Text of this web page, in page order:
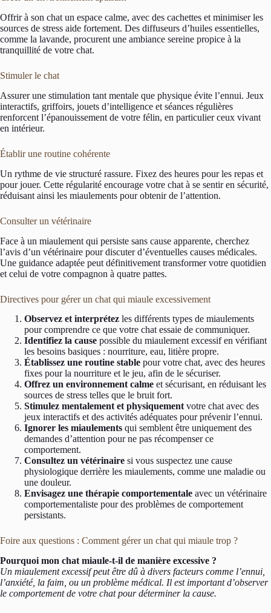
Offrir à son chat un espace calme, avec des cachettes et minimiser les
sources de stress aide fortement. Des diffuseurs d’huiles essentielles,
comme la lavande, procurent une ambiance sereine propice à la
tranquillité de votre chat.
Stimuler le chat
Assurer une stimulation tant mentale que physique évite l’ennui. Jeux
interactifs, griffoirs, jouets d’intelligence et séances régulières
renforcent l’épanouissement de votre félin, en particulier ceux vivant
en intérieur.
Établir une routine cohérente
Un rythme de vie structuré rassure. Fixez des heures pour les repas et
pour jouer. Cette régularité encourage votre chat à se sentir en sécurité,
réduisant ainsi les miaulements pour obtenir de l’attention.
Consulter un vétérinaire
Face à un miaulement qui persiste sans cause apparente, cherchez
l’avis d’un vétérinaire pour discuter d’éventuelles causes médicales.
Une guidance adaptée peut définitivement transformer votre quotidien
et celui de votre compagnon à quatre pattes.
Directives pour gérer un chat qui miaule excessivement
Observez et interprétez les différents types de miaulements
pour comprendre ce que votre chat essaie de communiquer.
Identifiez la cause possible du miaulement excessif en vérifiant
les besoins basiques : nourriture, eau, litière propre.
Établissez une routine stable pour votre chat, avec des heures
fixes pour la nourriture et le jeu, afin de le sécuriser.
Offrez un environnement calme et sécurisant, en réduisant les
sources de stress telles que le bruit fort.
Stimulez mentalement et physiquement votre chat avec des
jeux interactifs et des activités adéquates pour prévenir l’ennui.
Ignorer les miaulements qui semblent être uniquement des
demandes d’attention pour ne pas récompenser ce
comportement.
Consultez un vétérinaire si vous suspectez une cause
physiologique derrière les miaulements, comme une maladie ou
une douleur.
Envisagez une thérapie comportementale avec un vétérinaire
comportementaliste pour des problèmes de comportement
persistants.
Foire aux questions : Comment gérer un chat qui miaule trop ?
Pourquoi mon chat miaule-t-il de manière excessive ?
Un miaulement excessif peut être dû à divers facteurs comme l’ennui,
l’anxiété, la faim, ou un problème médical. Il est important d’observer
le comportement de votre chat pour déterminer la cause.